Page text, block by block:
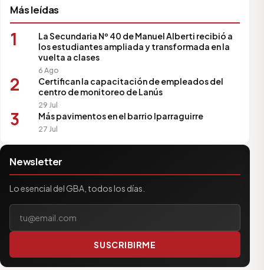
Más leídas
1
La Secundaria Nº 40 de Manuel Alberti recibió a
los estudiantes ampliada y transformada en la
vuelta a clases
6 Ago
2
Certifican la capacitación de empleados del
centro de monitoreo de Lanús
29 Jul
3 Más pavimentos en el barrio Iparraguirre
27 Jul
Newsletter
Lo esencial del GBA, todos los días.
SUSCRIBIRME